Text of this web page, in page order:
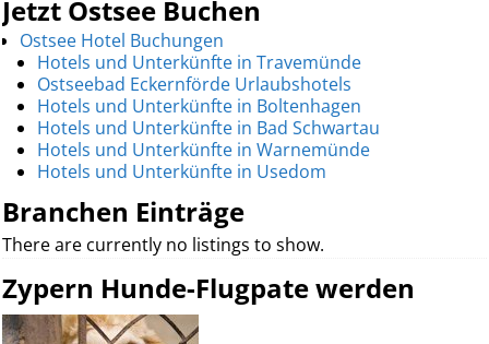
Jetzt Ostsee Buchen
Ostsee Hotel Buchungen
Hotels und Unterkünfte in Travemünde
Ostseebad Eckernförde Urlaubshotels
Hotels und Unterkünfte in Boltenhagen
Hotels und Unterkünfte in Bad Schwartau
Hotels und Unterkünfte in Warnemünde
Hotels und Unterkünfte in Usedom
Branchen Einträge
There are currently no listings to show.
Zypern Hunde-Flugpate werden